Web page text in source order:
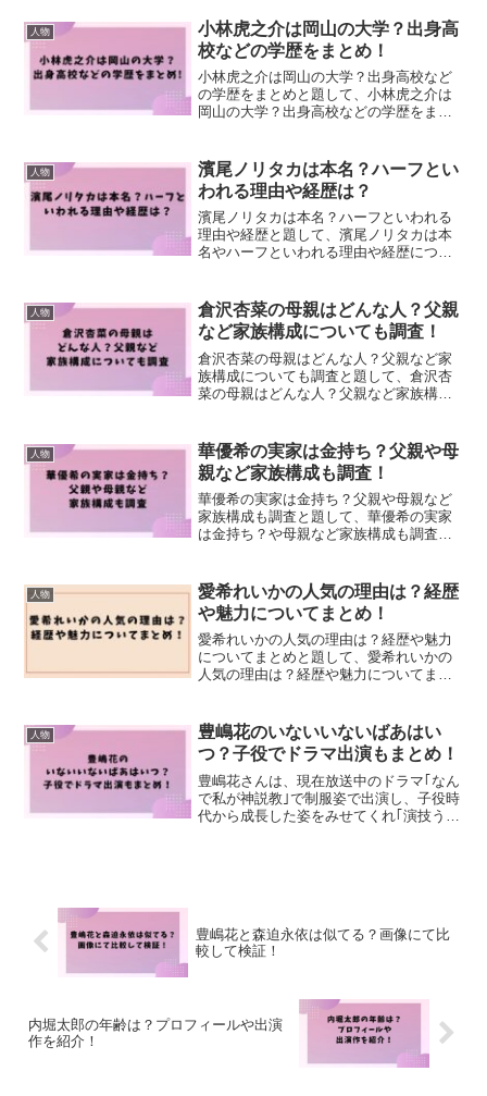
人物
小林虎之介は岡山の大学？出身高
校などの学歴をまとめ！
小林虎之介は岡山の大学？出身高校など
の学歴をまとめと題して、小林虎之介は
岡山の大学？出身高校などの学歴をまと
人物
濱尾ノリタカは本名？ハーフとい
われる理由や経歴は？
濱尾ノリタカは本名？ハーフといわれる
理由や経歴と題して、濱尾ノリタカは本
名やハーフといわれる理由や経歴につい
人物
倉沢杏菜の母親はどんな人？父親
など家族構成についても調査！
倉沢杏菜の母親はどんな人？父親など家
族構成についても調査と題して、倉沢杏
菜の母親はどんな人？父親など家族構成
人物
華優希の実家は金持ち？父親や母
親など家族構成も調査！
華優希の実家は金持ち？父親や母親など
家族構成も調査と題して、華優希の実家
は金持ち？や母親など家族構成も調査し
人物
愛希れいかの人気の理由は？経歴
や魅力についてまとめ！
愛希れいかの人気の理由は？経歴や魅力
についてまとめと題して、愛希れいかの
人気の理由は？経歴や魅力についてまと
人物
豊嶋花のいないいないばあはい
つ？子役でドラマ出演もまとめ！
豊嶋花さんは、現在放送中のドラマ｢なん
で私が神説教｣で制服姿で出演し、子役時
代から成長した姿をみせてくれ｢演技うま
豊嶋花と森迫永依は似てる？画像にて比
較して検証！
内堀太郎の年齢は？プロフィールや出演
作を紹介！